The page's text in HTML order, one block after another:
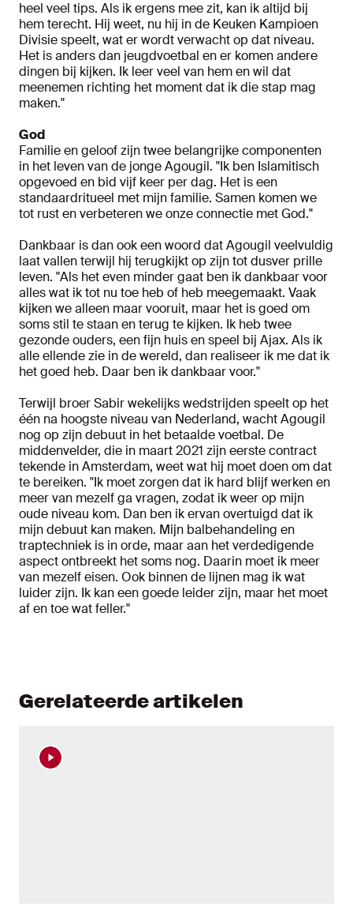
heel veel tips. Als ik ergens mee zit, kan ik altijd bij
hem terecht. Hij weet, nu hij in de Keuken Kampioen
Divisie speelt, wat er wordt verwacht op dat niveau.
Het is anders dan jeugdvoetbal en er komen andere
dingen bij kijken. Ik leer veel van hem en wil dat
meenemen richting het moment dat ik die stap mag
maken."
God
Familie en geloof zijn twee belangrijke componenten
in het leven van de jonge Agougil. "Ik ben Islamitisch
opgevoed en bid vijf keer per dag. Het is een
standaardritueel met mijn familie. Samen komen we
tot rust en verbeteren we onze connectie met God."
Dankbaar is dan ook een woord dat Agougil veelvuldig
laat vallen terwijl hij terugkijkt op zijn tot dusver prille
leven. "Als het even minder gaat ben ik dankbaar voor
alles wat ik tot nu toe heb of heb meegemaakt. Vaak
kijken we alleen maar vooruit, maar het is goed om
soms stil te staan en terug te kijken. Ik heb twee
gezonde ouders, een fijn huis en speel bij Ajax. Als ik
alle ellende zie in de wereld, dan realiseer ik me dat ik
het goed heb. Daar ben ik dankbaar voor."
Terwijl broer Sabir wekelijks wedstrijden speelt op het
één na hoogste niveau van Nederland, wacht Agougil
nog op zijn debuut in het betaalde voetbal. De
middenvelder, die in maart 2021 zijn eerste contract
tekende in Amsterdam, weet wat hij moet doen om dat
te bereiken. "Ik moet zorgen dat ik hard blijf werken en
meer van mezelf ga vragen, zodat ik weer op mijn
oude niveau kom. Dan ben ik ervan overtuigd dat ik
mijn debuut kan maken. Mijn balbehandeling en
traptechniek is in orde, maar aan het verdedigende
aspect ontbreekt het soms nog. Daarin moet ik meer
van mezelf eisen. Ook binnen de lijnen mag ik wat
luider zijn. Ik kan een goede leider zijn, maar het moet
af en toe wat feller."
Gerelateerde artikelen